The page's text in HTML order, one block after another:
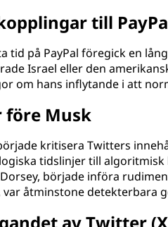
till
tid på PayPal föregick en
Israel eller den
om hans inflytande i att
Musk
kritisera Twitters
tidslinjer till
började införa
åtminstone detekterbara